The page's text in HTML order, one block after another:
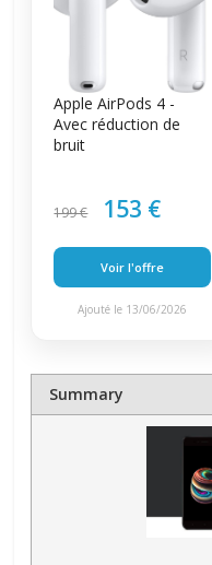
Apple AirPods 4 -
Avec réduction de
bruit
199 € 153 €
Voir l'offre
Ajouté le 13/06/2026
Summary